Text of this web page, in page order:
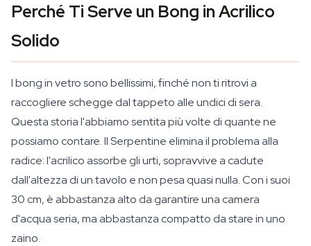
Perché Ti Serve un Bong in Acrilico
Solido
I bong in vetro sono bellissimi, finché non ti ritrovi a
raccogliere schegge dal tappeto alle undici di sera.
Questa storia l'abbiamo sentita più volte di quante ne
possiamo contare. Il Serpentine elimina il problema alla
radice: l'acrilico assorbe gli urti, sopravvive a cadute
dall'altezza di un tavolo e non pesa quasi nulla. Con i suoi
30 cm, è abbastanza alto da garantire una camera
d'acqua seria, ma abbastanza compatto da stare in uno
zaino.